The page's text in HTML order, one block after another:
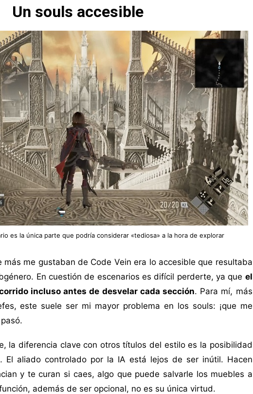
Un souls accesible
es la única parte que podría considerar «tediosa» a la hora de explorar
más me gustaban de Code Vein era lo accesible que resultaba
En cuestión de escenarios es difícil perderte, ya que el
incluso antes de desvelar cada sección. Para mí, más
este suele ser mi mayor problema en los souls: ¡que me
la diferencia clave con otros títulos del estilo es la posibilidad
El aliado controlado por la IA está lejos de ser inútil. Hacen
y te curan si caes, algo que puede salvarle los muebles a
además de ser opcional, no es su única virtud.